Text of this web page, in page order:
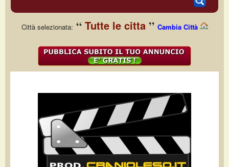
Città selezionata: Tutte le citta Cambia Città